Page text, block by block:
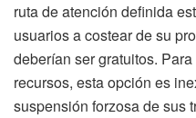
ruta de atención definida
usuarios a costear de su
deberían ser gratuitos.
recursos, esta opción es
suspensión forzosa de sus